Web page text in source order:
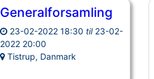
Generalforsamling
23-02-2022 18:30 til 23-02-
2022 20:00
Tistrup, Danmark